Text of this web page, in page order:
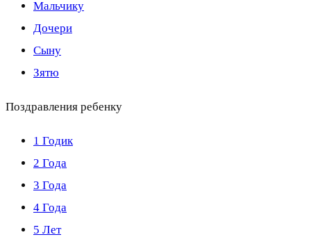
Мальчику
Дочери
Сыну
Зятю
Поздравления ребенку
1 Годик
2 Года
3 Года
4 Года
5 Лет